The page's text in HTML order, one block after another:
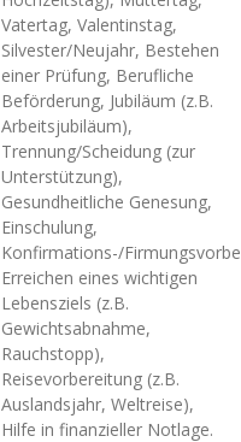
Vatertag, Valentinstag,
Silvester/Neujahr, Bestehen
einer Prüfung, Berufliche
Beförderung, Jubiläum (z.B.
Arbeitsjubiläum),
Trennung/Scheidung (zur
Unterstützung),
Gesundheitliche Genesung,
Einschulung,
Konfirmations-/
Erreichen eines wichtigen
Lebensziels (z.B.
Gewichtsabnahme,
Rauchstopp),
Reisevorbereitung (z.B.
Auslandsjahr, Weltreise),
Hilfe in finanzieller Notlage.